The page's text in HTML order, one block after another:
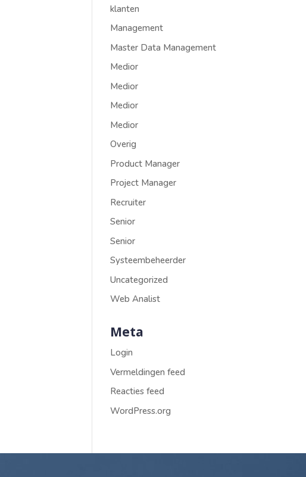
klanten
Management
Master Data Management
Medior
Medior
Medior
Medior
Overig
Product Manager
Project Manager
Recruiter
Senior
Senior
Systeembeheerder
Uncategorized
Web Analist
Meta
Login
Vermeldingen feed
Reacties feed
WordPress.org